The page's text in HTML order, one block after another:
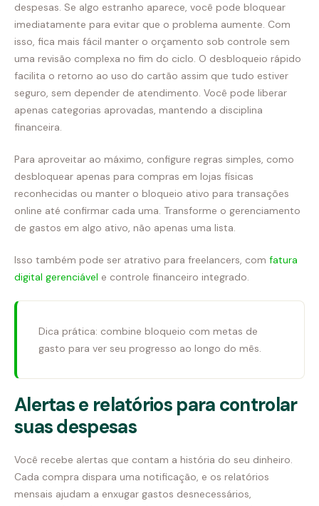
despesas. Se algo estranho aparece, você pode bloquear
imediatamente para evitar que o problema aumente. Com
isso, fica mais fácil manter o orçamento sob controle sem
uma revisão complexa no fim do ciclo. O desbloqueio rápido
facilita o retorno ao uso do cartão assim que tudo estiver
seguro, sem depender de atendimento. Você pode liberar
apenas categorias aprovadas, mantendo a disciplina
financeira.
Para aproveitar ao máximo, configure regras simples, como
desbloquear apenas para compras em lojas físicas
reconhecidas ou manter o bloqueio ativo para transações
online até confirmar cada uma. Transforme o gerenciamento
de gastos em algo ativo, não apenas uma lista.
Isso também pode ser atrativo para freelancers, com fatura
digital gerenciável e controle financeiro integrado.
Dica prática: combine bloqueio com metas de
gasto para ver seu progresso ao longo do mês.
Alertas e relatórios para controlar
suas despesas
Você recebe alertas que contam a história do seu dinheiro.
Cada compra dispara uma notificação, e os relatórios
mensais ajudam a enxugar gastos desnecessários,